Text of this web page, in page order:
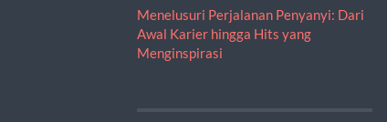
Menelusuri Perjalanan Penyanyi: Dari
Awal Karier hingga Hits yang
Menginspirasi